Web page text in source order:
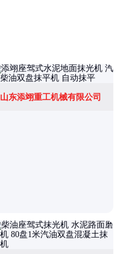
山东添翊重工机械有限公司